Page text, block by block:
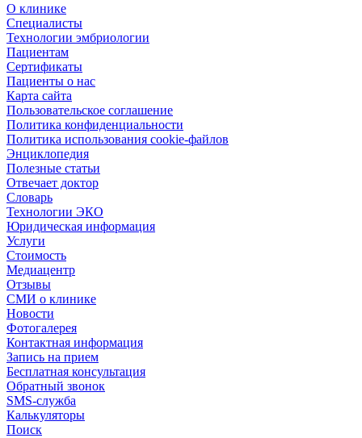
О клинике
Специалисты
Технологии эмбриологии
Пациентам
Сертификаты
Пациенты о нас
Карта сайта
Пользовательское соглашение
Политика конфиденциальности
Политика использования cookie-файлов
Энциклопедия
Полезные статьи
Отвечает доктор
Словарь
Технологии ЭКО
Юридическая информация
Услуги
Стоимость
Медиацентр
Отзывы
СМИ о клинике
Новости
Фотогалерея
Контактная информация
Запись на прием
Бесплатная консультация
Обратный звонок
SMS-служба
Калькуляторы
Поиск